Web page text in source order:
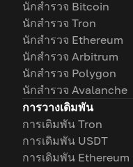
นักสำรวจ Bitcoin
นักสำรวจ Tron
นักสำรวจ Ethereum
นักสำรวจ Arbitrum
นักสำรวจ Polygon
นักสำรวจ Avalanche
การวางเดิมพัน
การเดิมพัน Tron
การเดิมพัน USDT
การเดิมพัน Ethereum